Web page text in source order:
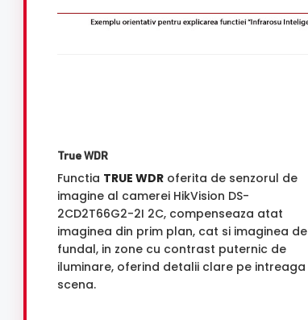
True WDR
Functia TRUE WDR oferita de senzorul de
imagine al camerei HikVision DS-
2CD2T66G2-2I 2C, compenseaza atat
imaginea din prim plan, cat si imaginea de
fundal, in zone cu contrast puternic de
iluminare, oferind detalii clare pe intreaga
scena.